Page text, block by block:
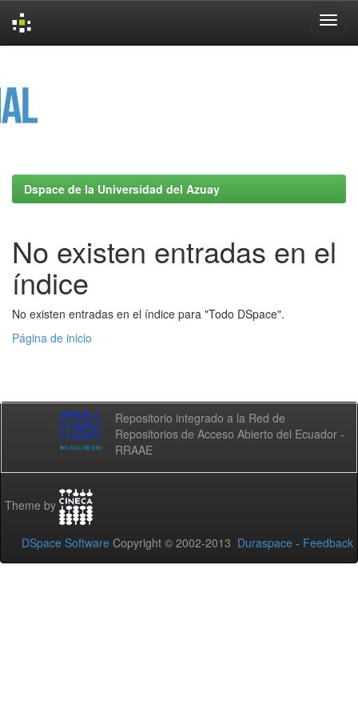
Dspace de la Universidad del Azuay
No existen entradas en el
índice
No existen entradas en el índice para "Todo DSpace".
Página de inicio
Repositorio integrado a la Red de
Repositorios de Acceso Abierto del Ecuador -
RRAAE
Theme by
DSpace Software Copyright © 2002-2013 Duraspace - Feedback